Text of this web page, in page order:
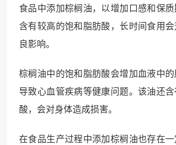
食品中添加棕榈油，以增加口感和保
含有较高的饱和脂肪酸，长时间食用
良影响。
棕榈油中的饱和脂肪酸会增加血液中
导致心血管疾病等健康问题。该油还
酸，会对身体造成损害。
在食品生产过程中添加棕榈油也存在